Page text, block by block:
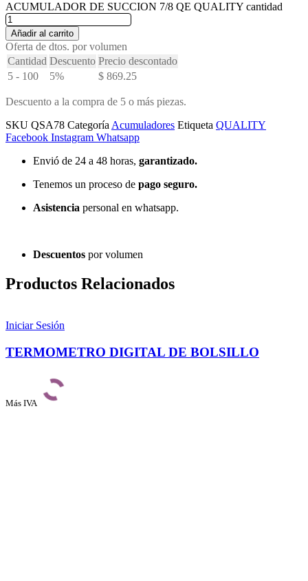
ACUMULADOR DE SUCCION 7/8 QE QUALITY cantidad
Añadir al carrito
Oferta de dtos. por volumen
Cantidad Descuento Precio descontado
5 - 100
5% $ 869.25
Descuento a la compra de 5 o más piezas.
SKU QSA78 CategoríaAcumuladores Etiqueta QUALITY
Facebook Instagram Whatsapp
Envió de 24 a 48 horas, garantizado.
Tenemos un proceso de pago seguro.
Asistencia personal en whatsapp.
Descuentos por volumen
Productos Relacionados
Iniciar Sesión
TERMOMETRO DIGITAL DE BOLSILLO
Más IVA